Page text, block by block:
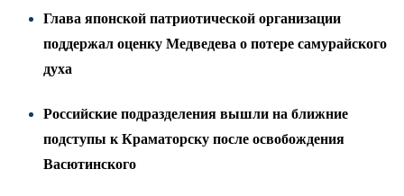
Глава японской патриотической организации
поддержал оценку Медведева о потере самурайского
духа
Российские подразделения вышли на ближние
подступы к Краматорску после освобождения
Васютинского